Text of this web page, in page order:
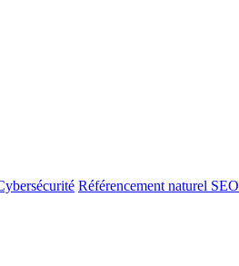
Référencement naturel SEO